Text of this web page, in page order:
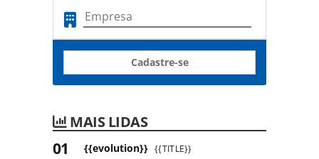
Cadastre-se
MAIS LIDAS
{{evolution}} {{TITLE}}